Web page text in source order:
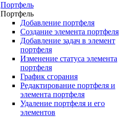
Портфель
Портфель
Добавление портфеля
Создание элемента портфеля
Добавление задач в элемент
портфеля
Изменение статуса элемента
портфеля
График сгорания
Редактирование портфеля и
элемента портфеля
Удаление портфеля и его
элементов